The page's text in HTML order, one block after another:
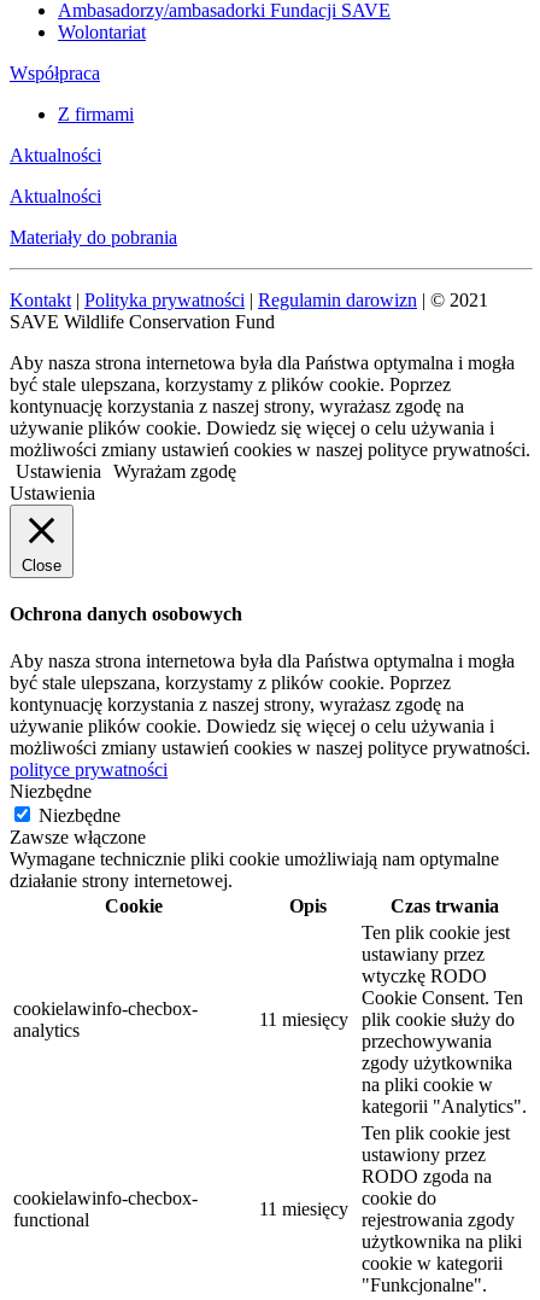
Ambasadorzy/ambasadorki Fundacji SAVE
Wolontariat
Współpraca
Z firmami
Aktualności
Aktualności
Materiały do pobrania
Kontakt | Polityka prywatności | Regulamin darowizn | © 2021
SAVE Wildlife Conservation Fund
Aby nasza strona internetowa była dla Państwa optymalna i mogła
być stale ulepszana, korzystamy z plików cookie. Poprzez
kontynuację korzystania z naszej strony, wyrażasz zgodę na
używanie plików cookie. Dowiedz się więcej o celu używania i
możliwości zmiany ustawień cookies w naszej polityce prywatności.
Ustawienia
Wyrażam zgodę
Ustawienia
Close
Ochrona danych osobowych
Aby nasza strona internetowa była dla Państwa optymalna i mogła
być stale ulepszana, korzystamy z plików cookie. Poprzez
kontynuację korzystania z naszej strony, wyrażasz zgodę na
używanie plików cookie. Dowiedz się więcej o celu używania i
możliwości zmiany ustawień cookies w naszej polityce prywatności.
polityce prywatności
Niezbędne
Niezbędne
Zawsze włączone
Wymagane technicznie pliki cookie umożliwiają nam optymalne
działanie strony internetowej.
Cookie
Opis Czas trwania
cookielawinfo-checbox-
analytics
11 miesięcy
Ten plik cookie jest
ustawiany przez
wtyczkę RODO
Cookie Consent. Ten
plik cookie służy do
przechowywania
zgody użytkownika
na pliki cookie w
kategorii "Analytics".
cookielawinfo-checbox-
functional
11 miesięcy
Ten plik cookie jest
ustawiony przez
RODO zgoda na
cookie do
rejestrowania zgody
użytkownika na pliki
cookie w kategorii
"Funkcjonalne".